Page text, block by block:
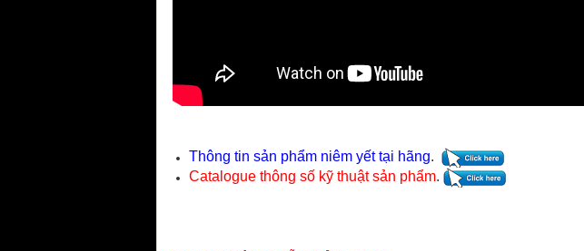
Thông tin sản phẩm niêm yết tại hãng.
Catalogue thông số kỹ thuật sản phẩm.